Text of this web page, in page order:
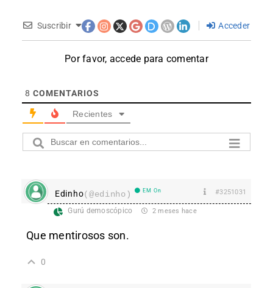
Suscribir Acceder
Por favor, accede para comentar
8 COMENTARIOS
Recientes
Edinho(@edinho) EM On #3251031
Gurú demoscópico 2 meses hace
Que mentirosos son.
0